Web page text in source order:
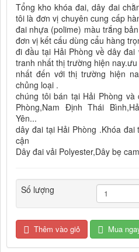
Tổng kho khóa đai, dây đai
tôi là đơn vị chuyên cung cấp
đai nhựa (polime) màu trắng
đơn vị kết cấu dùng cẩu hàng
đi đầu tại Hải Phòng về dây
tranh nhất thị trường hiện
nhất đến với thị trường hiện
chủng loại .
chúng tôi bán tại Hải Phòng
Phòng,Nam Định Thái
Yên...
dây đai tại Hải Phòng .Khóa
cận
Dây đai vải Polyester,Dây bẹ
Số lượng
Thêm vào giỏ Mua